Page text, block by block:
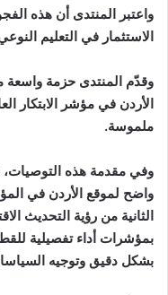
واعتبر المنتدى أن هذه
الاستثمار في التعليم
وقدّم المنتدى حزمة واسعة
الأردن في مؤشر الابتكار
ملموسة.
وفي مقدمة هذه
واضح لموقع الأردن في
بمؤشرات أداء تفصيلية
بشكل دقيق وتوجيه